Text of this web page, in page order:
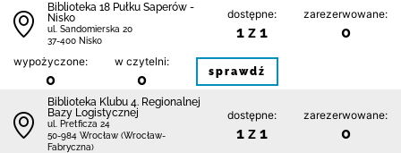
Biblioteka 18 Pułku Saperów -
Nisko
ul. Sandomierska 20
37-400 Nisko
dostępne:
1 z 1
zarezerwowane:
0
wypożyczone:
0
w czytelni:
0 sprawdź
Biblioteka Klubu 4. Regionalnej
Bazy Logistycznej
ul. Pretficza 24
50-984 Wrocław (Wrocław-
Fabryczna)
dostępne:
1 z 1
zarezerwowane:
0